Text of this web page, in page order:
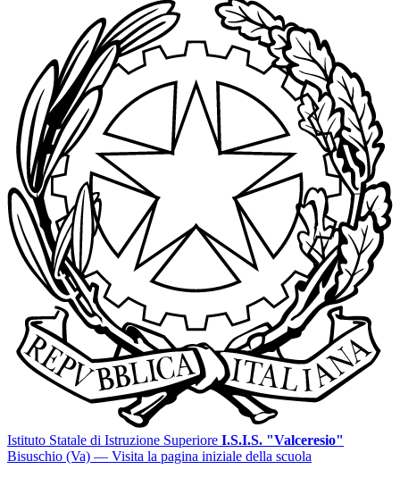
Istituto Statale di Istruzione Superiore I.S.I.S. "Valceresio"
Bisuschio (Va) — Visita la pagina iniziale della scuola